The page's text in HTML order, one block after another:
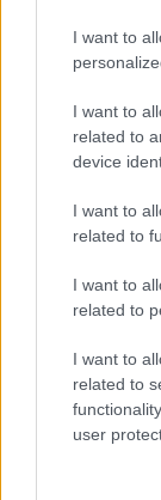
I want to
I want to
related to
device
I want to
related to
I want to
related to
I want to
related to
user